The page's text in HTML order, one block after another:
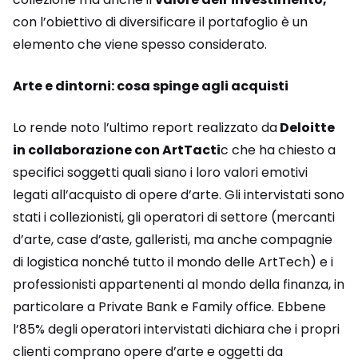
con l’obiettivo di diversificare il portafoglio è un
elemento che viene spesso considerato.
Arte e dintorni: cosa spinge agli acquisti
Lo rende noto l’ultimo report realizzato daDeloitte
in collaborazione con ArtTactic che ha chiesto a
specifici soggetti quali siano i loro valori emotivi
legati all’acquisto di opere d’arte. Gli intervistati sono
stati i collezionisti, gli operatori di settore (mercanti
d’arte, case d’aste, galleristi, ma anche compagnie
di logistica nonché tutto il mondo delle ArtTech) e i
professionisti appartenenti al mondo della finanza, in
particolare a Private Bank e Family office. Ebbene
l’85% degli operatori intervistati dichiara che i propri
clienti comprano opere d’arte e oggetti da